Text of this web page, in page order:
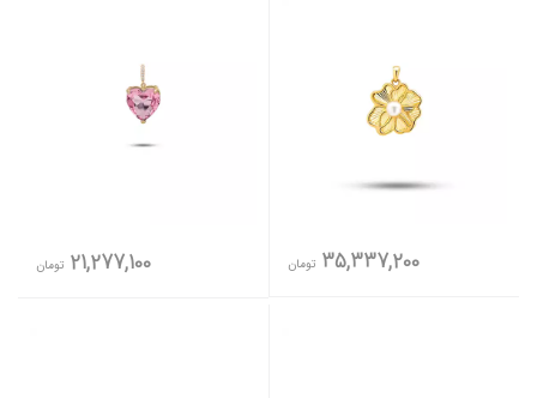
35,337,200 تومان 21,277,100 تومان